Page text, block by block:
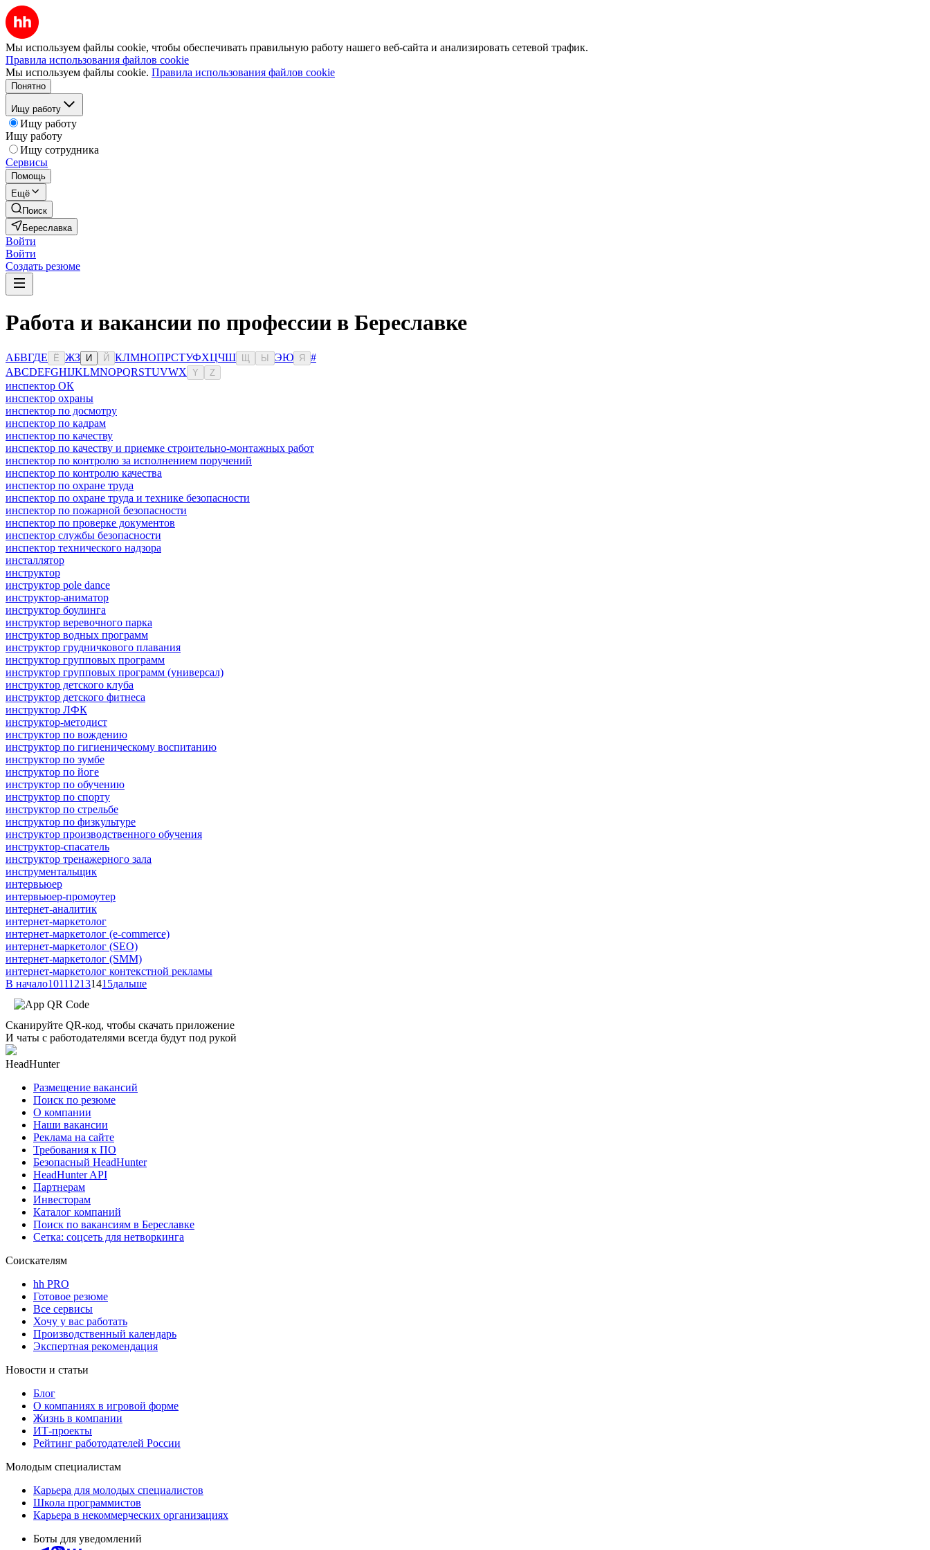
Мы используем файлы cookie, чтобы обеспечивать правильную работу нашего веб-сайта и анализировать сетевой трафик.
Правила использования файлов cookie
Мы используем файлы cookie. Правила использования файлов cookie
Понятно
Ищу работу
Ищу работу
Ищу работу
Ищу сотрудника
Сервисы
Помощь
Ещё
Поиск
Береславка
Войти
Войти
Создать резюме
Работа и вакансии по профессии в Береславке
АБВГДЕ Ё ЖЗ И Й КЛМНОПРСТУФХЦЧШ Ы ЭЮ Я
#
ABCDEFGHIJKLMNOPQRSTUVWX Y Z
инспектор ОК
инспектор охраны
инспектор по досмотру
инспектор по кадрам
инспектор по качеству
инспектор по качеству и приемке строительно-монтажных работ
инспектор по контролю за исполнением поручений
инспектор по контролю качества
инспектор по охране труда
инспектор по охране труда и технике безопасности
инспектор по пожарной безопасности
инспектор по проверке документов
инспектор службы безопасности
инспектор технического надзора
инсталлятор
инструктор
инструктор pole dance
инструктор-аниматор
инструктор боулинга
инструктор веревочного парка
инструктор водных программ
инструктор грудничкового плавания
инструктор групповых программ
инструктор групповых программ (универсал)
инструктор детского клуба
инструктор детского фитнеса
инструктор ЛФК
инструктор-методист
инструктор по вождению
инструктор по гигиеническому воспитанию
инструктор по зумбе
инструктор по йоге
инструктор по обучению
инструктор по спорту
инструктор по стрельбе
инструктор по физкультуре
инструктор производственного обучения
инструктор-спасатель
инструктор тренажерного зала
инструментальщик
интервьюер
интервьюер-промоутер
интернет-аналитик
интернет-маркетолог
интернет-маркетолог (e-commerce)
интернет-маркетолог (SEO)
интернет-маркетолог (SMM)
интернет-маркетолог контекстной рекламы
В начало101112131415дальше
Сканируйте QR-код, чтобы скачать приложение
И чаты с работодателями всегда будут под рукой
HeadHunter
Размещение вакансий
Поиск по резюме
О компании
Наши вакансии
Реклама на сайте
Требования к ПО
Безопасный HeadHunter
HeadHunter API
Партнерам
Инвесторам
Каталог компаний
Поиск по вакансиям в Береславке
Сетка: соцсеть для нетворкинга
Соискателям
hh PRO
Готовое резюме
Все сервисы
Хочу у вас работать
Производственный календарь
Экспертная рекомендация
Новости и статьи
Блог
О компаниях в игровой форме
Жизнь в компании
ИТ-проекты
Рейтинг работодателей России
Молодым специалистам
Карьера для молодых специалистов
Школа программистов
Карьера в некоммерческих организациях
Боты для уведомлений